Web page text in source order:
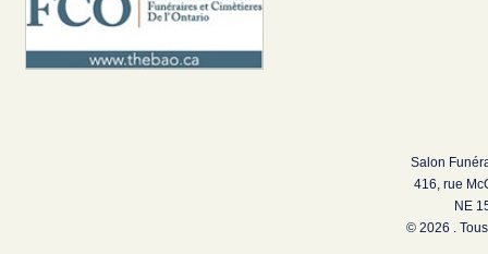
Salon
416, rue
NE
© 2026 .